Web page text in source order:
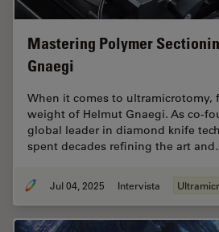
Mastering Polymer
Gnaegi
When it comes to ultramicrotomy,
weight of Helmut Gnaegi. As co-
global leader in diamond knife
spent decades refining the art
Jul 04, 2025 Intervista